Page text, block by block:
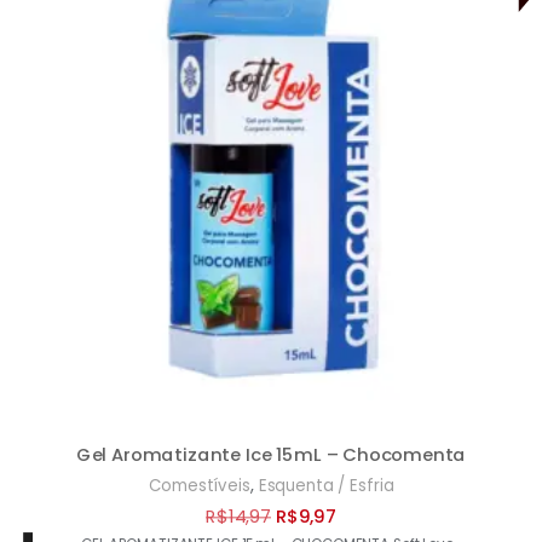
Gel Aromatizante Ice 15mL – Chocomenta
Comestíveis, Esquenta / Esfria
R$14,97 O
R$9,97O